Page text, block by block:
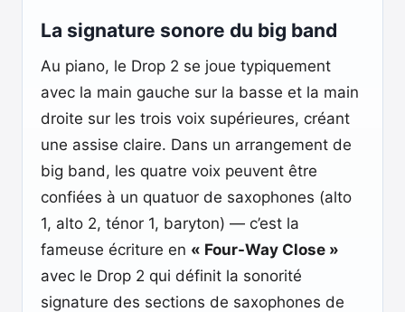
La signature sonore du big band
Au piano, le Drop 2 se joue typiquement
avec la main gauche sur la basse et la main
droite sur les trois voix supérieures, créant
une assise claire. Dans un arrangement de
big band, les quatre voix peuvent être
confiées à un quatuor de saxophones (alto
1, alto 2, ténor 1, baryton) — c’est la
fameuse écriture en « Four-Way Close »
avec le Drop 2 qui définit la sonorité
signature des sections de saxophones de